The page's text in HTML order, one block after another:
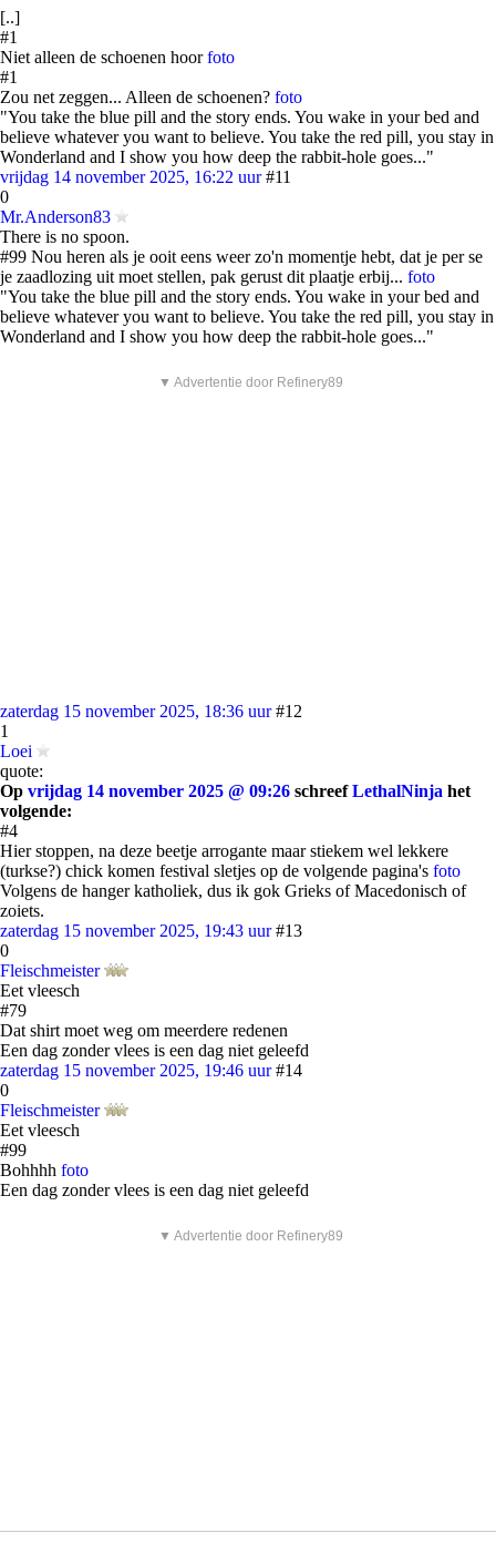
[..]
#1
Niet alleen de schoenen hoorfoto
#1
Zou net zeggen... Alleen de schoenen? foto
"You take the blue pill and the story ends. You wake in your bed and
believe whatever you want to believe. You take the red pill, you stay in
Wonderland and I show you how deep the rabbit-hole goes..."
vrijdag 14 november 2025, 16:22 uur #11
0
Mr.Anderson83
There is no spoon.
#99 Nou heren als je ooit eens weer zo'n momentje hebt, dat je per se
je zaadlozing uit moet stellen, pak gerust dit plaatje erbij... foto
"You take the blue pill and the story ends. You wake in your bed and
believe whatever you want to believe. You take the red pill, you stay in
Wonderland and I show you how deep the rabbit-hole goes..."
▼ Advertentie door Refinery89
zaterdag 15 november 2025, 18:36 uur #12
1
Loei
quote:
Op vrijdag 14 november 2025 @ 09:26 schreefLethalNinja het
volgende:
#4
Hier stoppen, na deze beetje arrogante maar stiekem wel lekkere
(turkse?) chick komen festival sletjes op de volgende pagina's foto
Volgens de hanger katholiek, dus ik gok Grieks of Macedonisch of
zoiets.
zaterdag 15 november 2025, 19:43 uur #13
0
Fleischmeister
Eet vleesch
#79
Dat shirt moet weg om meerdere redenen
Een dag zonder vlees is een dag niet geleefd
zaterdag 15 november 2025, 19:46 uur #14
0
Fleischmeister
Eet vleesch
#99
Bohhhh foto
Een dag zonder vlees is een dag niet geleefd
▼ Advertentie door Refinery89